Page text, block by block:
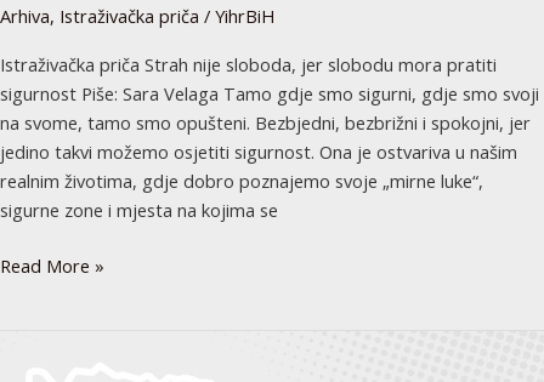
Arhiva, Istraživačka priča / YihrBiH
Istraživačka priča Strah nije sloboda, jer slobodu mora pratiti
sigurnost Piše: Sara Velaga Tamo gdje smo sigurni, gdje smo svoji
na svome, tamo smo opušteni. Bezbjedni, bezbrižni i spokojni, jer
jedino takvi možemo osjetiti sigurnost. Ona je ostvariva u našim
realnim životima, gdje dobro poznajemo svoje „mirne luke“,
sigurne zone i mjesta na kojima se
Read More »